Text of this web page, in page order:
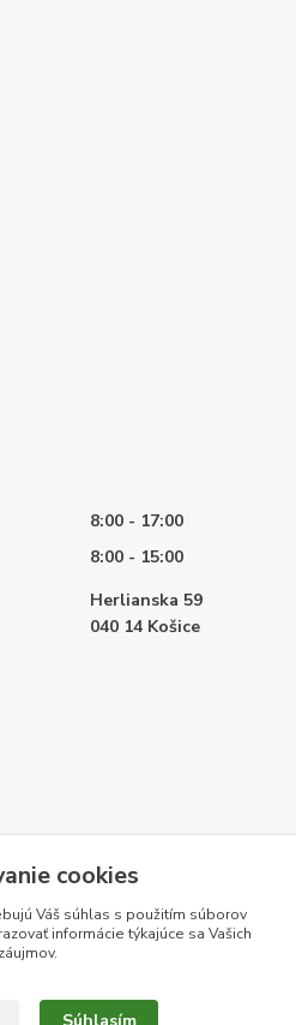
8:00 - 17:00
8:00 - 15:00
Herlianska 59
040 14 Košice
cookies
Váš súhlas s použitím súborov
informácie týkajúce sa Vašich
záujmov.